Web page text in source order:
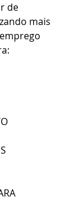
de
mais